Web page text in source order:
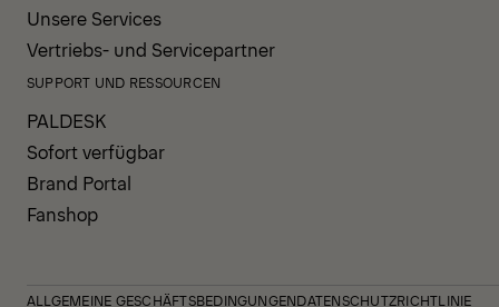
Unsere Services
Vertriebs- und Servicepartner
SUPPORT UND RESSOURCEN
PALDESK
Sofort verfügbar
Brand Portal
Fanshop
ALLGEMEINE GESCHÄFTSBEDINGUNGENDATENSCHUTZRICHTLINIE